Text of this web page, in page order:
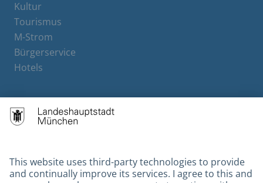
Kultur
Tourismus
M-Strom
Bürgerservice
Hotels
Contact
Gebärdensprache